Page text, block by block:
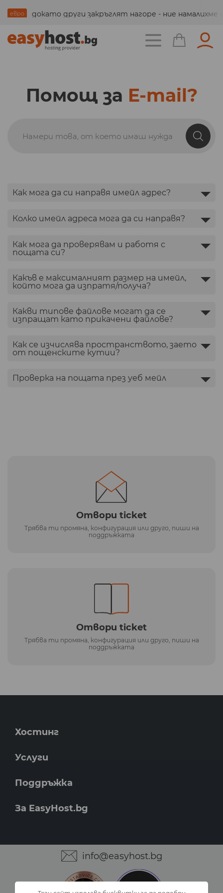
евро докато други закръглят нагоре - ние
промо 3 месеца подарък за всеки нов хостинг акаунт
ново всички домейни на нови по-ниски цени подробно
Помощ за E-mail?
Как мога да си направя имейл адрес?
Колко имейл адреса мога да си направя?
Как мога да проверявам и работя с
пощата си?
Какъв е максималният размер на имейл,
който мога да изпратя/получа?
Какви типове файлове могат да се
изпращат като прикачени файлове?
Как се изчислява пространството, заето
от пощенските кутии?
Проверка на пощата през уеб мейл
Отвори ticket
Трябва ти промяна, конфигурация или друго, пиши на
поддръжката
Отвори ticket
Трябва ти промяна, конфигурация или друго, пиши на
поддръжката
Хостинг
Услуги
Поддръжка
За EasyHost.bg
info@easyhost.bg